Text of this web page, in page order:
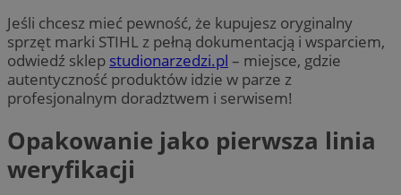
Jeśli chcesz mieć pewność, że kupujesz oryginalny
sprzęt marki STIHL z pełną dokumentacją i wsparciem,
odwiedź sklep studionarzedzi.pl – miejsce, gdzie
autentyczność produktów idzie w parze z
profesjonalnym doradztwem i serwisem!
Opakowanie jako pierwsza linia
weryfikacji